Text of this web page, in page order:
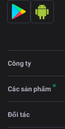
Công ty
Các sản phẩm
Đối tác